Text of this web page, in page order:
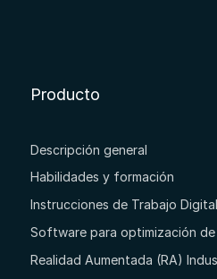
Producto
Descripción general
Habilidades y formación
Instrucciones de Trabajo
Software para optimización
Realidad Aumentada (RA)